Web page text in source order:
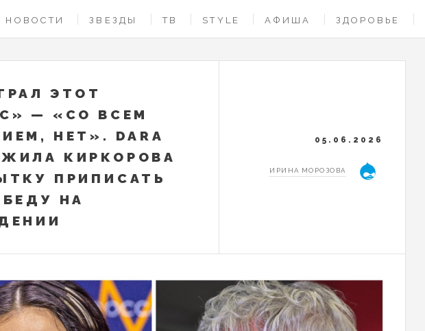
НОВОСТИ ЗВЕЗДЫ ТВ STYLE АФИША ЗДОРОВЬЕ
ЭТОТ
— «СО ВСЕМ
НЕТ». DARA
КИРКОРОВА
ПРИПИСАТЬ
НА
05.06.2026
ИРИНА МОРОЗОВА